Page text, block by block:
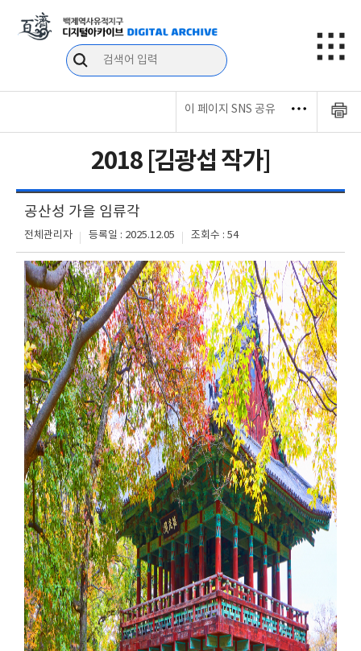
이 페이지 SNS 공유
2018 [김광섭 작가]
공산성 가을 임류각
전체관리자 등록일 : 2025.12.05 조회수 : 54